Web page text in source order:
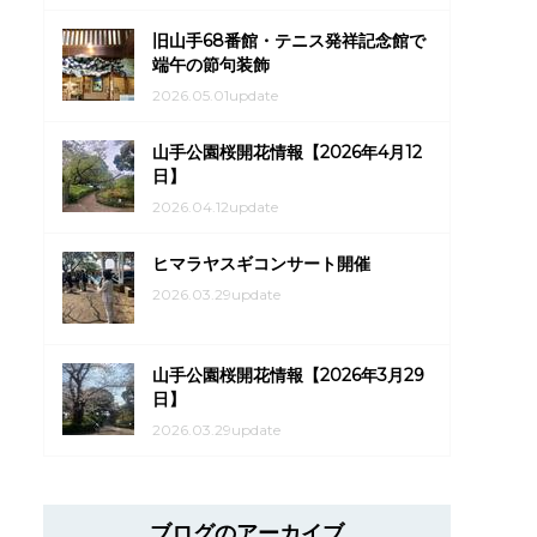
旧山手68番館・テニス発祥記念館で
端午の節句装飾
2026.05.01update
山手公園桜開花情報【2026年4月12
日】
2026.04.12update
ヒマラヤスギコンサート開催
2026.03.29update
山手公園桜開花情報【2026年3月29
日】
2026.03.29update